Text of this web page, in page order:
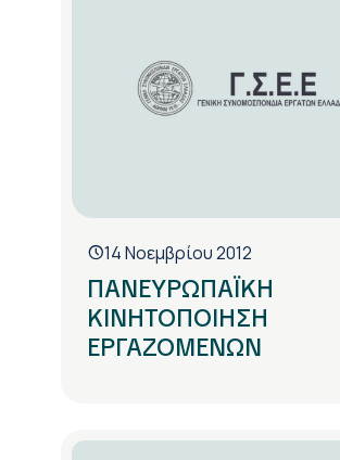
14 Νοεμβρίου 2012
ΠΑΝΕΥΡΩΠΑΪΚΗ
ΚΙΝΗΤΟΠΟΙΗΣΗ
ΕΡΓΑΖΟΜΕΝΩΝ